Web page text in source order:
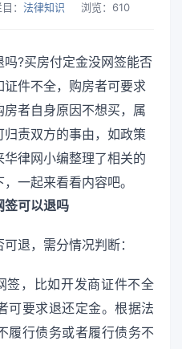
： 法律知识 浏览： 610
?买房付定金没网签能否
件不全，购房者可要求
者自身原因不想买，属
责双方的事由，如政策
律网小编整理了相关的
一起来看看内容吧。
签可以退吗
退，需分情况判断：
签，比如开发商证件不全
可要求退还定金。根据法
履行债务或者履行债务不